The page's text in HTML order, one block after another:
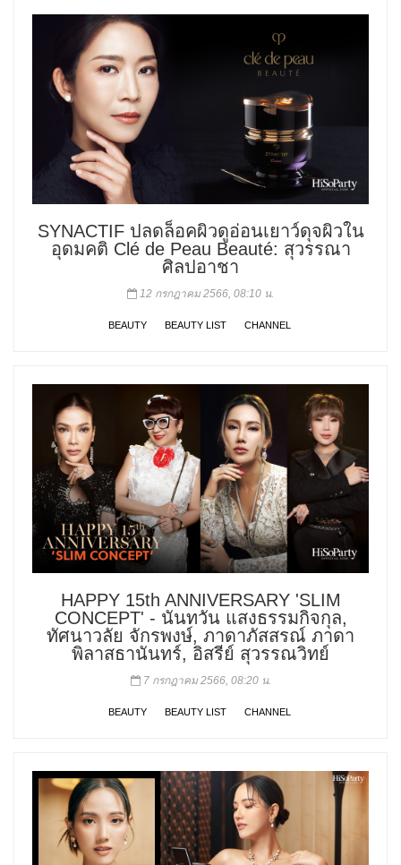
SYNACTIF ปลดล็อคผิวดูอ่อนเยาว์ดุจผิวใน
อุดมคติ Clé de Peau Beauté: สุวรรณา
ศิลปอาชา
12 กรกฎาคม 2566, 08:10 น.
BEAUTY BEAUTY LIST CHANNEL
HAPPY 15th ANNIVERSARY 'SLIM
CONCEPT' - นันทวัน แสงธรรมกิจกุล,
ทัศนาวลัย จักรพงษ์, ภาดาภัสสรณ์ ภาดา
พิลาสธานันทร์, อิสรีย์ สุวรรณวิทย์
7 กรกฎาคม 2566, 08:20 น.
BEAUTY BEAUTY LIST CHANNEL